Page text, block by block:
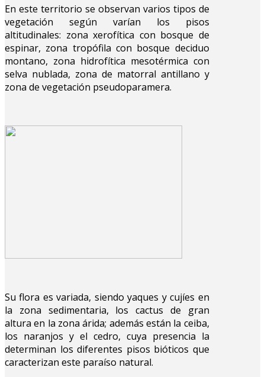
En este territorio se observan varios tipos de
vegetación según varían los pisos
altitudinales: zona xerofítica con bosque de
espinar, zona tropófila con bosque deciduo
montano, zona hidrofítica mesotérmica con
selva nublada, zona de matorral antillano y
zona de vegetación pseudoparamera.
Su flora es variada, siendo yaques y cujíes en
la zona sedimentaria, los cactus de gran
altura en la zona árida; además están la ceiba,
los naranjos y el cedro, cuya presencia la
determinan los diferentes pisos bióticos que
caracterizan este paraíso natural.